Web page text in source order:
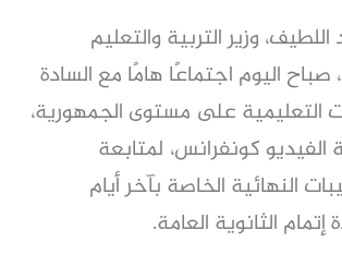
وزير التربية والتعليم
صباح اليوم اجتماعًا هامًا مع السادة
التعليمية على مستوى الجمهورية،
كونفرانس، لمتابعة
النهائية الخاصة بآخر أيام
الثانوية العامة.